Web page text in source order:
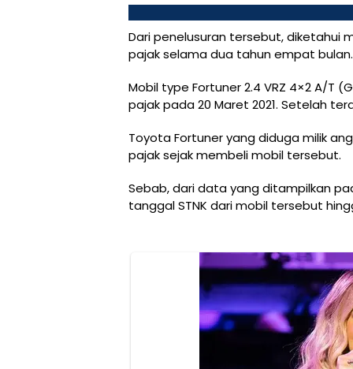
Dari penelusuran tersebut, diketahui
pajak selama dua tahun empat bulan.
Mobil type Fortuner 2.4 VRZ 4×2 A/T
pajak pada 20 Maret 2021. Setelah
Toyota Fortuner yang diduga milik
pajak sejak membeli mobil tersebut.
Sebab, dari data yang ditampilkan
tanggal STNK dari mobil tersebut